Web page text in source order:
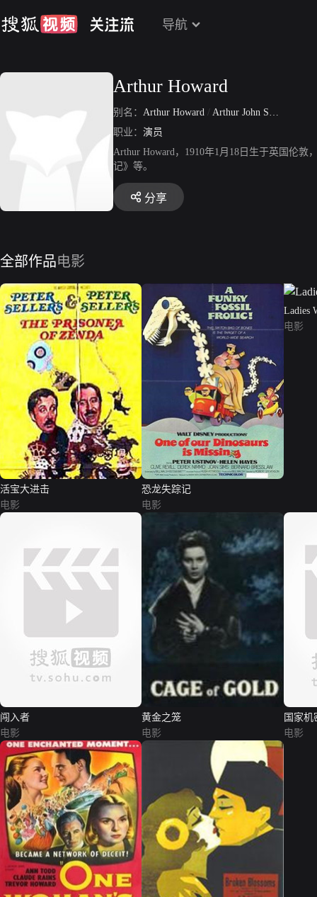
导航
Arthur Howard
别名： Arthur Howard / Arthur John Stainer
职业： 演员
Arthur Howard，1910年1月18日生于英国伦
记》等。
分享
全部作品电影
活宝大进击
电影
恐龙失踪记
电影
Ladies
电影
闯入者
电影
黄金之笼
电影
国家机
电影